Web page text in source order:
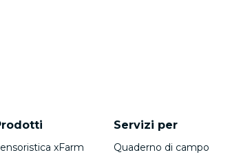
xFarm
Servizi per
Quaderno di campo